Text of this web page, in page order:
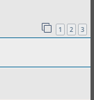
1 2 3